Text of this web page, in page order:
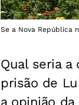
Se a Nova República
Qual seria
prisão de
a opinião